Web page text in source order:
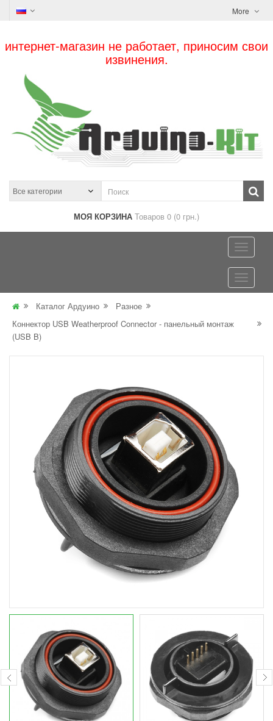
More
интернет-магазин не работает, приносим свои
извинения.
МОЯ КОРЗИНА Товаров 0 (0 грн.)
Каталог Ардуино
Разное
Коннектор USB Weatherproof Connector - панельный монтаж
(USB B)